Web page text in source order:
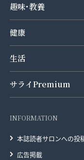
趣味･教養
健康
生活
サライPremium
INFORMATION
本誌読者サロンへの投
広告掲載